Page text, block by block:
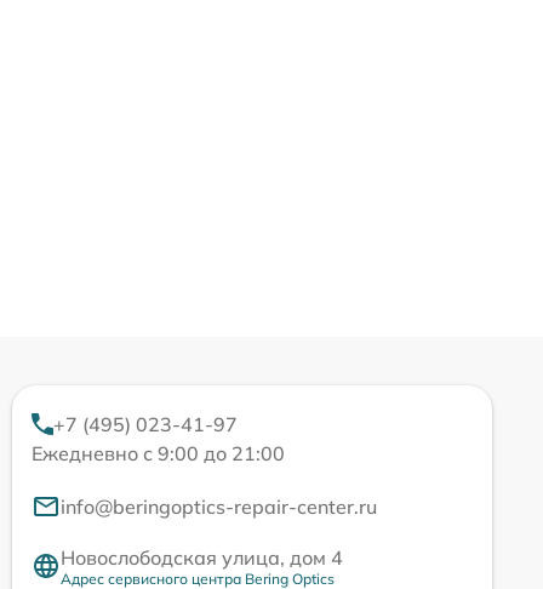
+7 (495) 023-41-97
Ежедневно с 9:00 до 21:00
info@beringoptics-repair-center.ru
Новослободская улица, дом 4
Адрес сервисного центра Bering Optics